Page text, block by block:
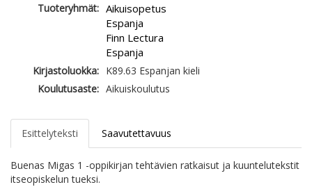
Tuoteryhmät: Aikuisopetus
Espanja
Finn Lectura
Espanja
Kirjastoluokka: K89.63 Espanjan kieli
Koulutusaste: Aikuiskoulutus
Esittelyteksti Saavutettavuus
Buenas Migas 1 -oppikirjan tehtävien ratkaisut ja kuuntelutekstit
itseopiskelun tueksi.